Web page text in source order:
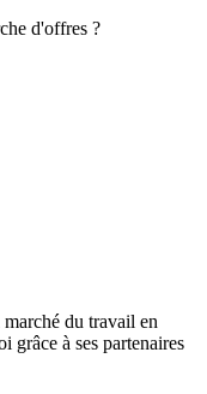
d'offres ?
du travail en
grâce à ses partenaires